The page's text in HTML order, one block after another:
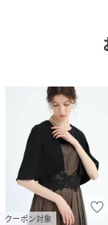
原産国
クーポン対象